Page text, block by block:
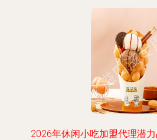
2026年休闲小吃加盟代理潜